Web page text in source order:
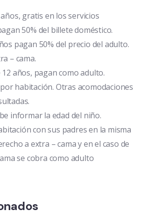
gratis en los servicios
50% del billete doméstico.
pagan 50% del precio del adulto.
– cama.
años, pagan como adulto.
habitación. Otras acomodaciones
informar la edad del niño.
con sus padres en la misma
a extra – cama y en el caso de
se cobra como adulto